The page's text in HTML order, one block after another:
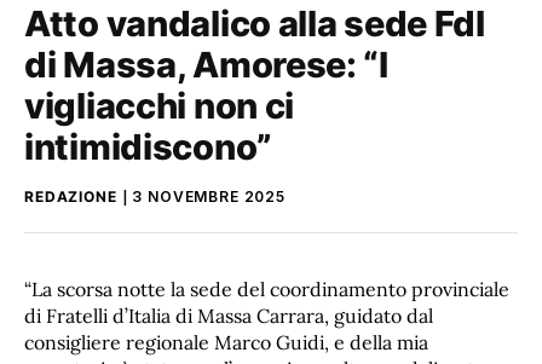
Atto vandalico alla sede FdI
di Massa, Amorese: “I
vigliacchi non ci
intimidiscono”
REDAZIONE 3 NOVEMBRE 2025
“La scorsa notte la sede del coordinamento provinciale
di Fratelli d’Italia di Massa Carrara, guidato dal
consigliere regionale Marco Guidi, e della mia